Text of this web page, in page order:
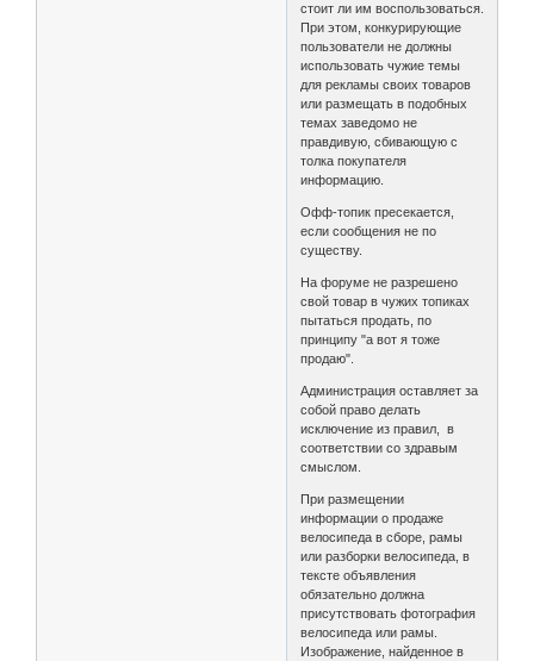
стоит ли им воспользоваться.
При этом, конкурирующие
пользователи не должны
использовать чужие темы
для рекламы своих товаров
или размещать в подобных
темах заведомо не
правдивую, сбивающую с
толка покупателя
информацию.
Офф-топик пресекается,
если сообщения не по
существу.
На форуме не разрешено
свой товар в чужих топиках
пытаться продать, по
принципу "а вот я тоже
продаю".
Администрация оставляет за
собой право делать
исключение из правил, в
соответствии со здравым
смыслом.
При размещении
информации о продаже
велосипеда в сборе, рамы
или разборки велосипеда, в
тексте объявления
обязательно должна
присутствовать фотография
велосипеда или рамы.
Изображение, найденное в